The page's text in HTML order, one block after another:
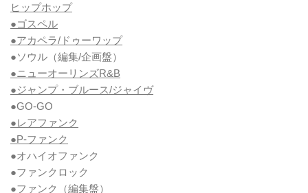
ヒップホップ
●ゴスペル
●アカペラ/ドゥーワップ
●ソウル （編集/企画盤）
●ニューオーリンズR&B
●ジャンプ・ブルース/ジャイヴ
●GO-GO
●レアファンク
●P-ファンク
●オハイオファンク
●ファンクロック
●ファンク
（編集盤）